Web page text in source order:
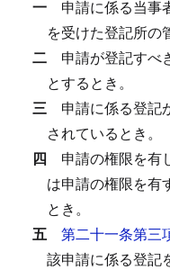
一 申請に係る当事
を受けた登記所の
二 申請が登記すべ
とするとき。
三 申請に係る登記
されているとき。
四 申請の権限を有
は申請の権限を有
とき。
五 第二十一条第三
該申請に係る登記